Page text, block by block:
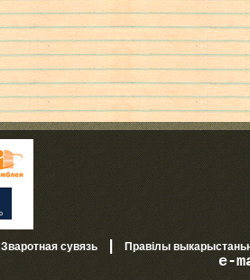
Зваротная сувязь| Правілы
e-